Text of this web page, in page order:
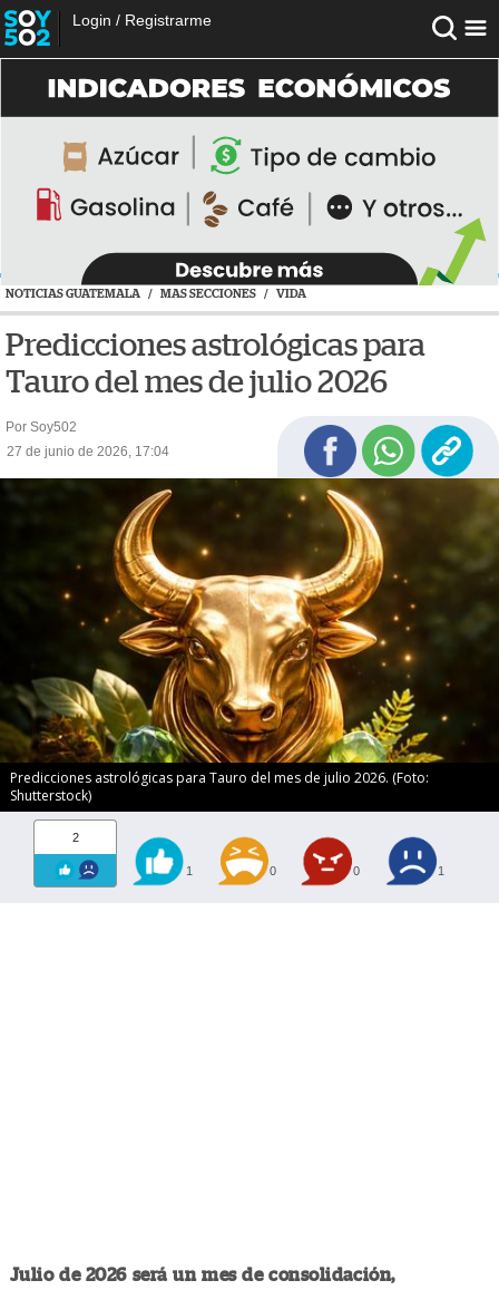
Login / Registrarme
NOTICIAS GUATEMALA / MAS SECCIONES / VIDA
Predicciones astrológicas para
Tauro del mes de julio 2026
Por Soy502
27 de junio de 2026, 17:04
Predicciones astrológicas para Tauro del mes de julio 2026. (Foto:
Shutterstock)
2
1 0 0 1
Julio de 2026 será un mes de consolidación,